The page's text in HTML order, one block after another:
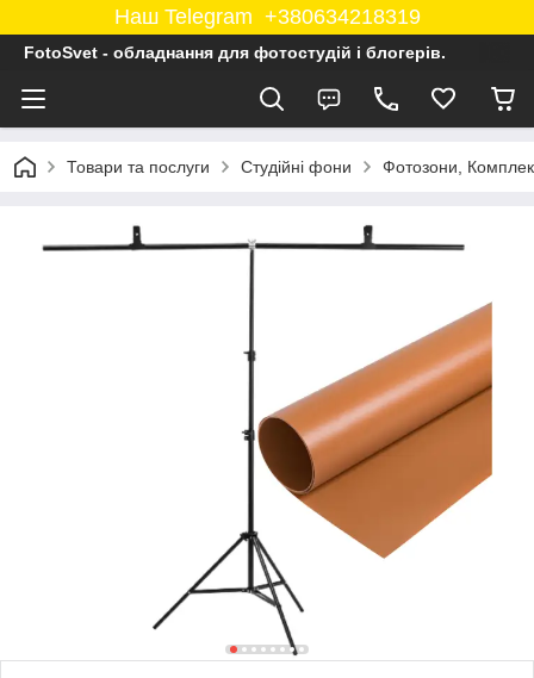
Наш Telegram +380634218319
FotoSvet - обладнання для фотостудій і блогерів.
Товари та послуги Студійні фони Фотозони,